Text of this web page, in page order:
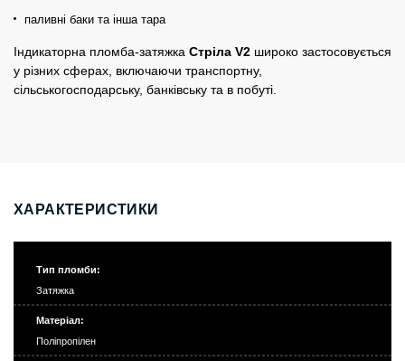
паливні баки та інша тара
Індикаторна пломба-затяжка Стріла V2 широко застосовується
у різних сферах, включаючи транспортну,
сільськогосподарську, банківську та в побуті.
ХАРАКТЕРИСТИКИ
Тип пломби:
Затяжка
Матеріал:
Поліпропілен